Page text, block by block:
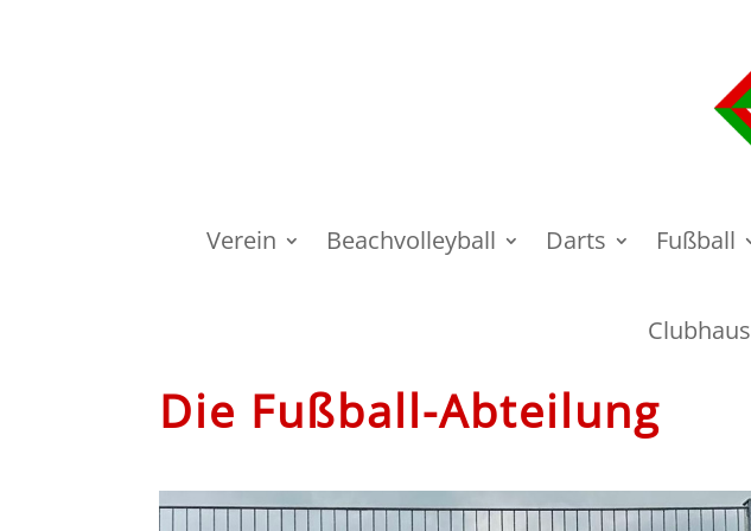
Verein Beachvolleyball Darts Fußball
Clubhaus
Die Fußball-Abteilung